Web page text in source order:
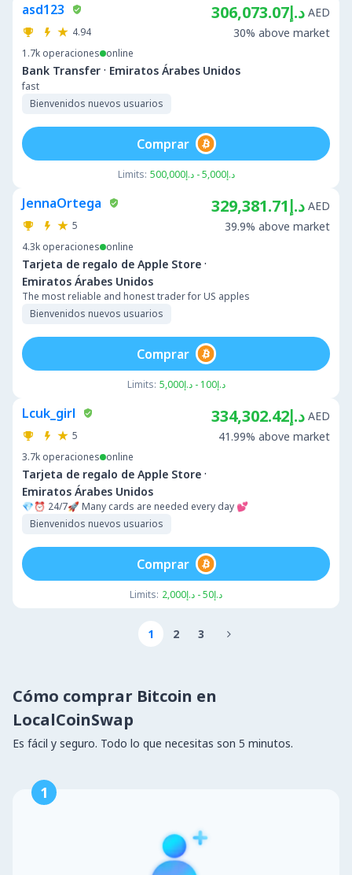
asd123
4.94
1.7k operaciones online
Bank Transfer · Emiratos Árabes Unidos
fast
Bienvenidos nuevos usuarios
د.إ306,073.07 AED
30% above market
Limits: د.إ5,000 - د.إ500,000
Comprar
JennaOrtega
5
4.3k operaciones online
Tarjeta de regalo de Apple Store ·
Emiratos Árabes Unidos
The most reliable and honest trader for US apples
Bienvenidos nuevos usuarios
د.إ329,381.71 AED
39.9% above market
Limits: د.إ100 - د.إ5,000
Comprar
Lcuk_girl
5
3.7k operaciones online
Tarjeta de regalo de Apple Store ·
Emiratos Árabes Unidos
💎⏰ 24/7🚀 Many cards are needed every day 💕
Bienvenidos nuevos usuarios
د.إ334,302.42 AED
41.99% above market
Limits: د.إ50 - د.إ2,000
Comprar
1 2 3 
Cómo comprar Bitcoin en
LocalCoinSwap
Es fácil y seguro. Todo lo que necesitas son 5 minutos.
1